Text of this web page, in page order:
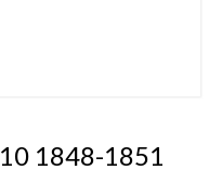
1848-1851